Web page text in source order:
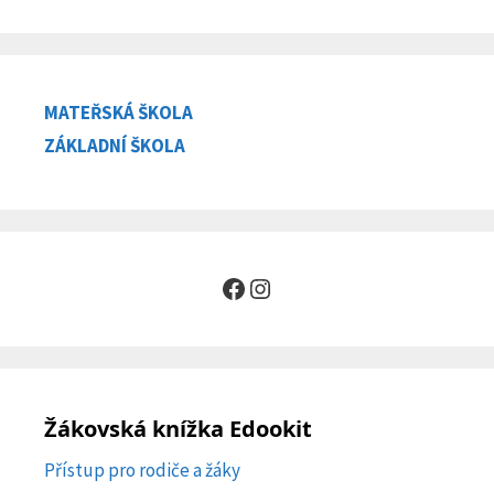
MATEŘSKÁ ŠKOLA
ZÁKLADNÍ ŠKOLA
Facebook
Instagram
Žákovská knížka Edookit
Přístup pro rodiče a žáky